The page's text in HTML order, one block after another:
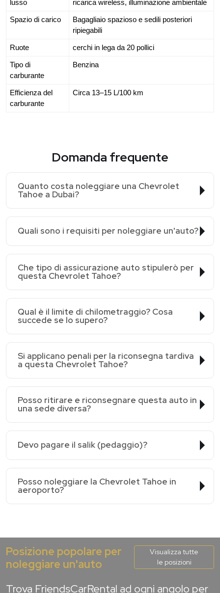
lusso ricarica wireless, illuminazione ambientale
Spazio di carico
Bagagliaio spazioso e sedili posteriori
ripiegabili
Ruote cerchi in lega da 20 pollici
Tipo di
carburante
Benzina
Efficienza del
carburante
Circa 13–15 L/100 km
Domanda frequente
Quanto costa noleggiare una Chevrolet
Tahoe a Dubai?
Quali sono i requisiti per noleggiare un'auto?
Che tipo di assicurazione auto stipulerò per
questa Chevrolet Tahoe?
Qual è il limite di chilometraggio? Cosa
succede se lo supero?
Si applicano penali per la riconsegna tardiva
a questa Chevrolet Tahoe?
Posso ritirare e riconsegnare questa auto in
una sede diversa?
Devo pagare il salik (pedaggio)?
Posso noleggiare la Chevrolet Tahoe in
aeroporto?
Posizione popolare per
noleggiare un'auto
Visualizza tutte
le posizioni
Trova FriendsCarRental ad ogni angolo per